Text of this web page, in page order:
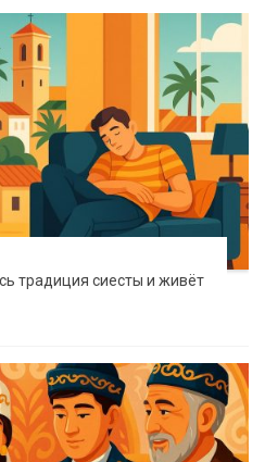
традиция сиесты и живёт